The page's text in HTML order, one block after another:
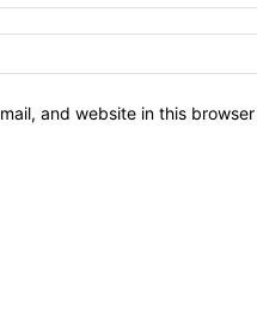
and website in this